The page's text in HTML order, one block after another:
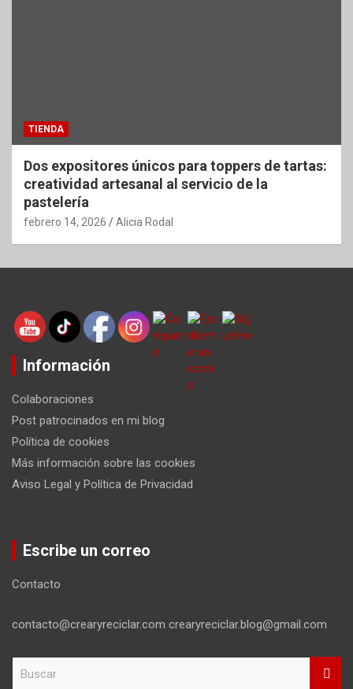
TIENDA
Dos expositores únicos para toppers de tartas:
creatividad artesanal al servicio de la
pastelería
febrero 14, 2026 Alicia Rodal
Información
Colaboraciones
Post patrocinados en mi blog
Política de cookies
Más información sobre las cookies
Aviso Legal y Política de Privacidad
Escribe un correo
Contacto
contacto@crearyreciclar.com crearyreciclar.blog@gmail.com